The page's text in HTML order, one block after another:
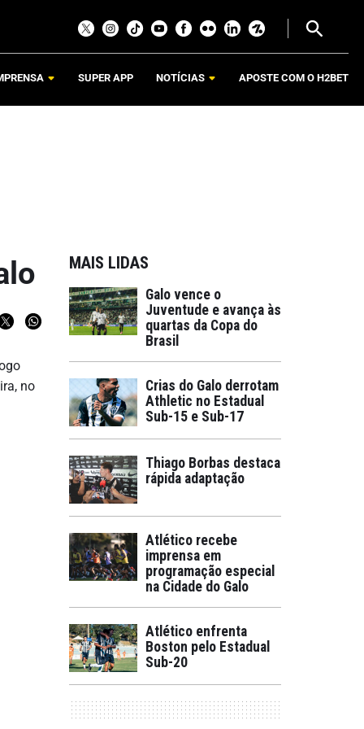
SUPER APP NOTÍCIAS APOSTE COM O H2BET
no
MAIS LIDAS
Galo vence o
Juventude e avança às
quartas da Copa do
Brasil
Crias do Galo derrotam
Athletic no Estadual
Sub-15 e Sub-17
Thiago Borbas destaca
rápida adaptação
Atlético recebe
imprensa em
programação especial
na Cidade do Galo
Atlético enfrenta
Boston pelo Estadual
Sub-20